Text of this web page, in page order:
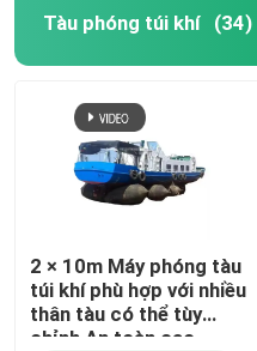
Tàu phóng túi khí (34)
2 × 10m Máy phóng tàu
túi khí phù hợp với nhiều
thân tàu có thể tùy
chỉnh An toàn cao